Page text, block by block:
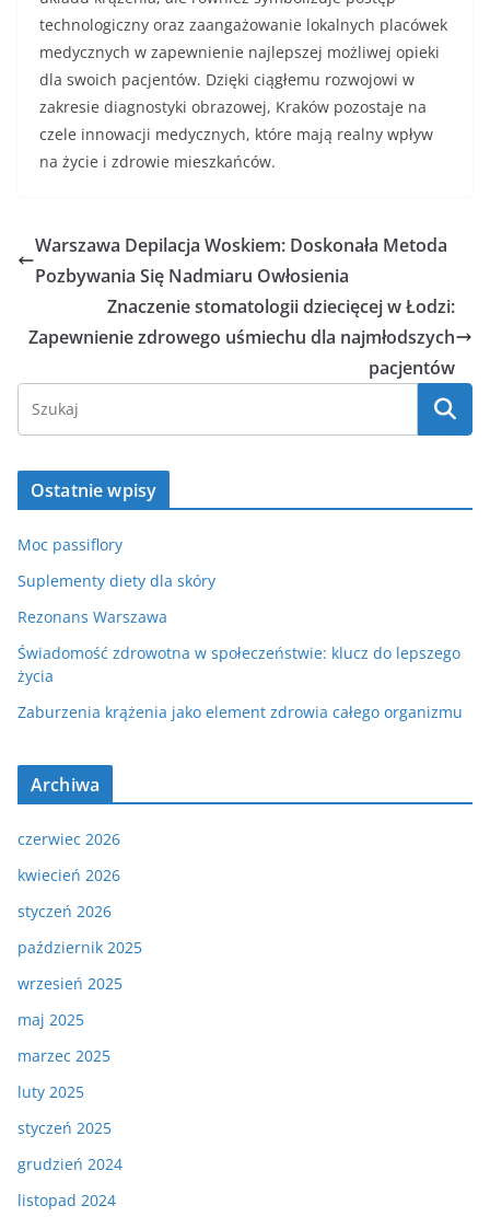
technologiczny oraz zaangażowanie lokalnych placówek
medycznych w zapewnienie najlepszej możliwej opieki
dla swoich pacjentów. Dzięki ciągłemu rozwojowi w
zakresie diagnostyki obrazowej, Kraków pozostaje na
czele innowacji medycznych, które mają realny wpływ
na życie i zdrowie mieszkańców.
Warszawa Depilacja Woskiem: Doskonała Metoda
Pozbywania Się Nadmiaru Owłosienia
Znaczenie stomatologii dziecięcej w Łodzi:
Zapewnienie zdrowego uśmiechu dla najmłodszych
pacjentów
Ostatnie wpisy
Moc passiflory
Suplementy diety dla skóry
Rezonans Warszawa
Świadomość zdrowotna w społeczeństwie: klucz do lepszego
życia
Zaburzenia krążenia jako element zdrowia całego organizmu
Archiwa
czerwiec 2026
kwiecień 2026
styczeń 2026
październik 2025
wrzesień 2025
maj 2025
marzec 2025
luty 2025
styczeń 2025
grudzień 2024
listopad 2024